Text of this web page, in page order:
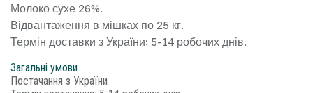
Молоко сухе 26%.
Відвантаження в мішках по 25 кг.
Термін доставки з України: 5-14 робочих днів.
Загальні умови
Постачання з України